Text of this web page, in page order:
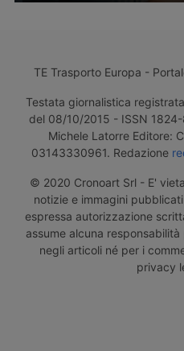
TE Trasporto Europa -
Testata giornalistica
del 08/10/2015 - ISSN
Michele Latorre Editore:
03143330961. Redazione
© 2020 Cronoart Srl - E'
notizie e immagini
espressa autorizzazione
assume alcuna
negli articoli né per i
privacy